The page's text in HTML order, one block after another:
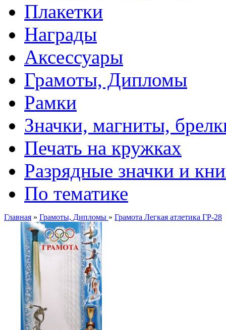
Плакетки
Награды
Аксессуары
Грамоты, Дипломы
Рамки
Значки, магниты,
Печать на кружках
Разрядные значки и
По тематике
Главная » Грамоты, Дипломы » Грамота Легкая атлетика ГР-28